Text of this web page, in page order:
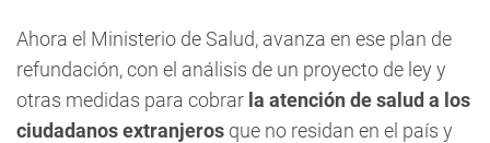
Ahora el Ministerio de Salud, avanza en ese plan de
refundación, con el análisis de un proyecto de ley y
otras medidas para cobrar la atención de salud a los
ciudadanos extranjeros que no residan en el país y